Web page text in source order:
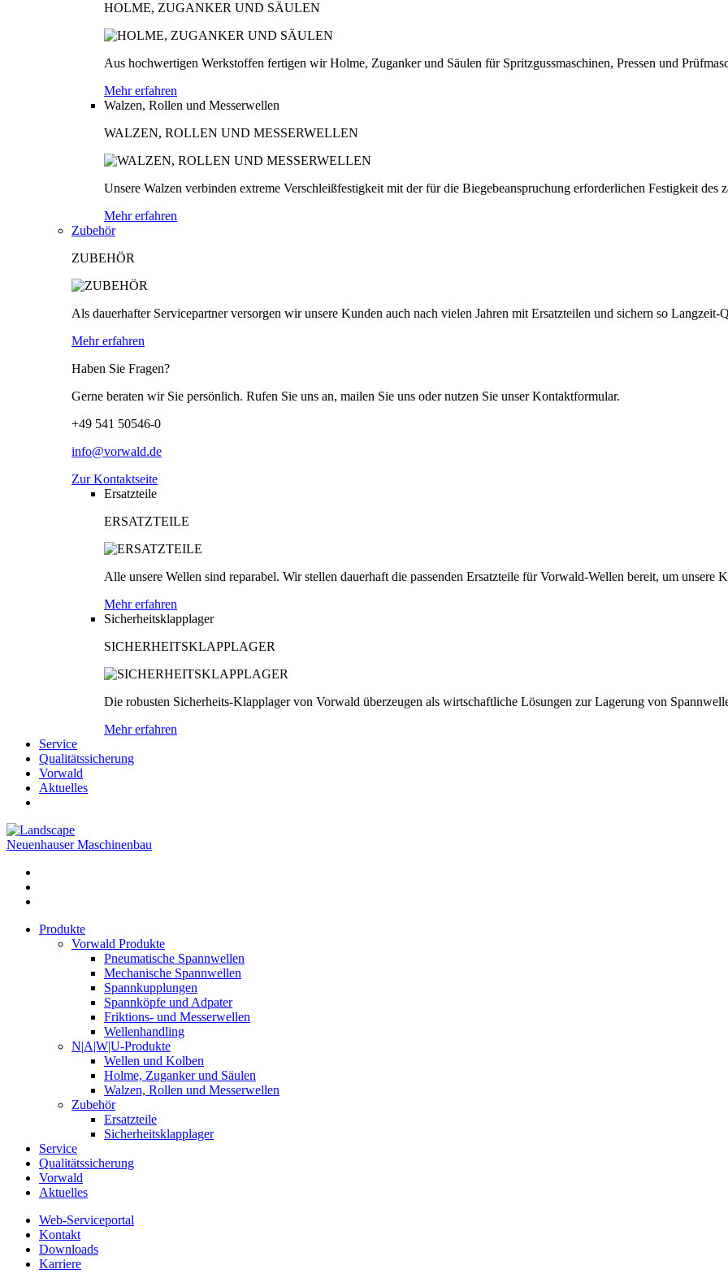
HOLME, ZUGANKER UND SÄULEN
Aus hochwertigen Werkstoffen fertigen wir Holme, Zuganker und Säulen für Spritzgussmaschinen, Pressen und
Mehr erfahren
Walzen, Rollen und Messerwellen
WALZEN, ROLLEN UND MESSERWELLEN
Unsere Walzen verbinden extreme Verschleißfestigkeit mit der für die Biegebeanspruchung erforderlichen Festigkeit des
Mehr erfahren
Zubehör
ZUBEHÖR
Als dauerhafter Servicepartner versorgen wir unsere Kunden auch nach vielen Jahren mit Ersatzteilen und sichern so Langzeit-
Mehr erfahren
Haben Sie Fragen?
Gerne beraten wir Sie persönlich. Rufen Sie uns an, mailen Sie uns oder nutzen Sie unser Kontaktformular.
+49 541 50546-0
info@vorwald.de
Zur Kontaktseite
Ersatzteile
ERSATZTEILE
Alle unsere Wellen sind reparabel. Wir stellen dauerhaft die passenden Ersatzteile für Vorwald-Wellen bereit, um unsere
Mehr erfahren
Sicherheitsklapplager
SICHERHEITSKLAPPLAGER
Die robusten Sicherheits-Klapplager von Vorwald überzeugen als wirtschaftliche Lösungen zur Lagerung von
Mehr erfahren
Service
Qualitätssicherung
Vorwald
Aktuelles
Neuenhauser Maschinenbau
Produkte
Vorwald Produkte
Pneumatische Spannwellen
Mechanische Spannwellen
Spannkupplungen
Spannköpfe und Adpater
Friktions- und Messerwellen
Wellenhandling
N|A|W|U-Produkte
Wellen und Kolben
Holme, Zuganker und Säulen
Walzen, Rollen und Messerwellen
Zubehör
Ersatzteile
Sicherheitsklapplager
Service
Qualitätssicherung
Vorwald
Aktuelles
Web-Serviceportal
Kontakt
Downloads
Karriere